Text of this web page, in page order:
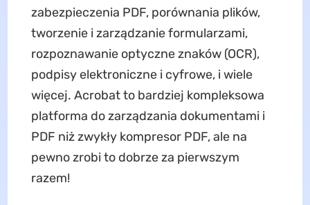
zabezpieczenia PDF, porównania plików,
tworzenie i zarządzanie formularzami,
rozpoznawanie optyczne znaków (OCR),
podpisy elektroniczne i cyfrowe, i wiele
więcej. Acrobat to bardziej kompleksowa
platforma do zarządzania dokumentami i
PDF niż zwykły kompresor PDF, ale na
pewno zrobi to dobrze za pierwszym
razem!